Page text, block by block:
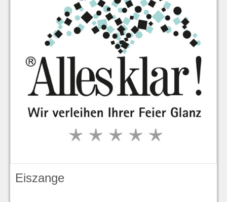
Eiszange